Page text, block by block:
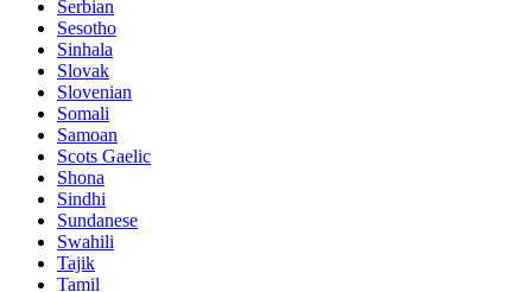
Serbian
Sesotho
Sinhala
Slovak
Slovenian
Somali
Samoan
Scots Gaelic
Shona
Sindhi
Sundanese
Swahili
Tajik
Tamil